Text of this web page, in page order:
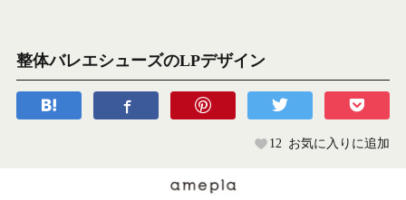
整体バレエシューズのLPデザイン
12 お気に入りに追加